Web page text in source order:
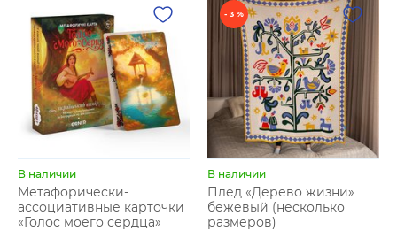
В наличии
Метафорически-
ассоциативные карточки
«Голос моего сердца»
- 3 %
В наличии
Плед «Дерево жизни»
бежевый (несколько
размеров)